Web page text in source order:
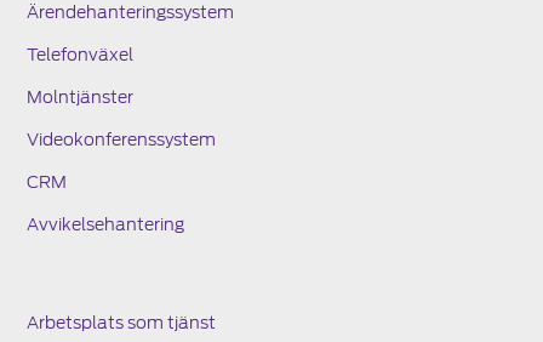
Ärendehanteringssystem
Telefonväxel
Molntjänster
Videokonferenssystem
CRM
Avvikelsehantering
Arbetsplats som tjänst